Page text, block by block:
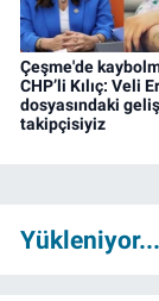
Çeşme'de
CHP’li Kılıç: Veli
dosyasındaki
takipçisiyiz
Yükleniyor...